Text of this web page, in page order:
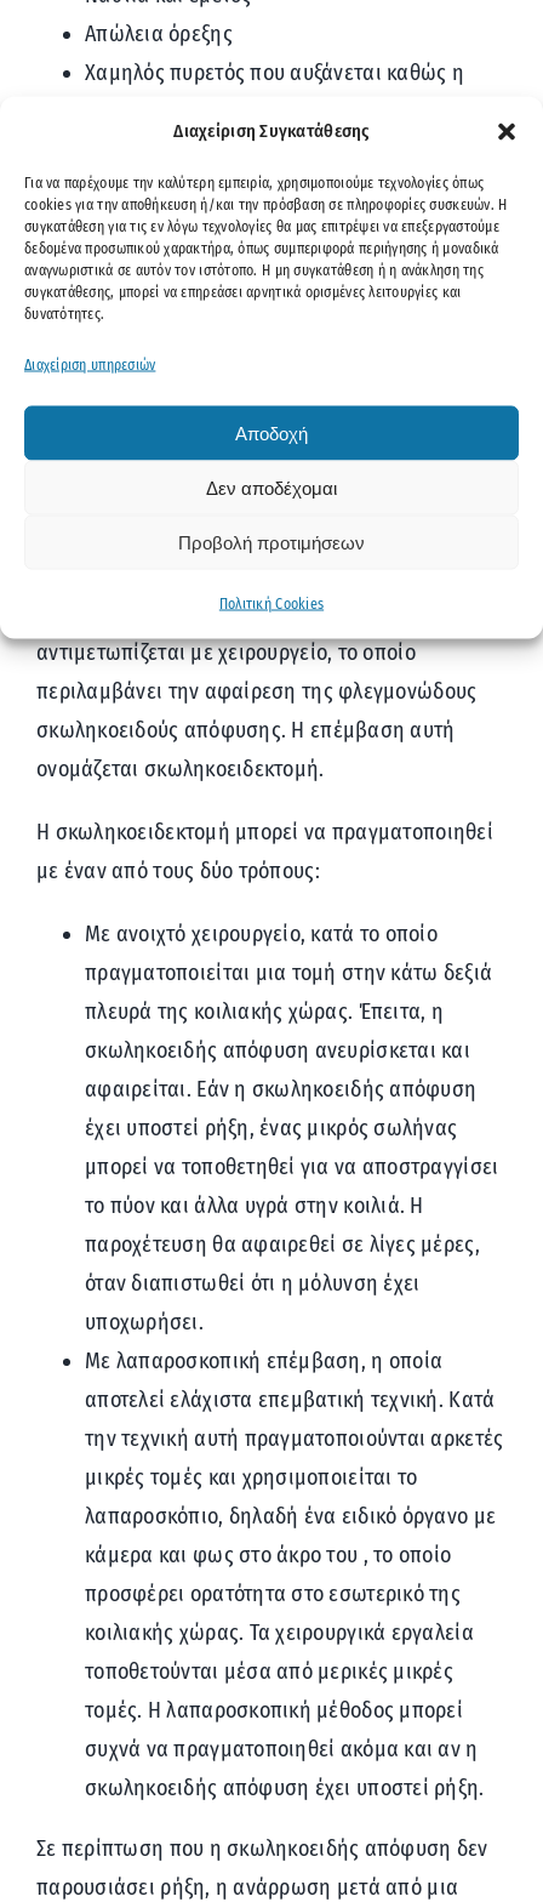
Διαχείριση Συγκατάθεσης
Για να παρέχουμε την καλύτερη εμπειρία, χρησιμοποιούμε τεχνολογίες όπως
cookies για την αποθήκευση ή/και την πρόσβαση σε πληροφορίες συσκευών. Η
συγκατάθεση για τις εν λόγω τεχνολογίες θα μας επιτρέψει να επεξεργαστούμε
δεδομένα προσωπικού χαρακτήρα, όπως συμπεριφορά περιήγησης ή μοναδικά
αναγνωριστικά σε αυτόν τον ιστότοπο. Η μη συγκατάθεση ή η ανάκληση της
συγκατάθεσης, μπορεί να επηρεάσει αρνητικά ορισμένες λειτουργίες και
δυνατότητες.
Διαχείριση υπηρεσιών
Αποδοχή
Δεν αποδέχομαι
Προβολή προτιμήσεων
Πολιτική Cookies
Απώλεια όρεξης
Χαμηλός πυρετός που αυξάνεται καθώς η
Φούσκωμα και αλλαγή στις κινήσεις του
εντέρου (δυσκοιλιότητα ή διάρροια)
Πρήξιμο στην κοιλιά.
Σκωληκοειδίτιδα και
πώς πραγματοποιείται
Η σκωληκοειδίτιδα είναι επείγουσα ιατρική
κατάσταση. Είναι πιθανό η σκωληκοειδής
απόφυση να υποστεί ρήξη και να προκαλέσει μια
αυτόν τον λόγο, η σκωληκοειδίτιδα
αντιμετωπίζεται με χειρουργείο, το οποίο
περιλαμβάνει την αφαίρεση της φλεγμονώδους
σκωληκοειδούς απόφυσης. Η επέμβαση αυτή
ονομάζεται σκωληκοειδεκτομή.
Η σκωληκοειδεκτομή μπορεί να πραγματοποιηθεί
με έναν από τους δύο τρόπους:
Με ανοιχτό χειρουργείο, κατά το οποίο
πραγματοποιείται μια τομή στην κάτω δεξιά
πλευρά της κοιλιακής χώρας. Έπειτα, η
σκωληκοειδής απόφυση ανευρίσκεται και
αφαιρείται. Εάν η σκωληκοειδής απόφυση
έχει υποστεί ρήξη, ένας μικρός σωλήνας
μπορεί να τοποθετηθεί για να αποστραγγίσει
το πύον και άλλα υγρά στην κοιλιά. Η
παροχέτευση θα αφαιρεθεί σε λίγες μέρες,
όταν διαπιστωθεί ότι η μόλυνση έχει
υποχωρήσει.
Με λαπαροσκοπική επέμβαση, η οποία
αποτελεί ελάχιστα επεμβατική τεχνική. Κατά
την τεχνική αυτή πραγματοποιούνται αρκετές
μικρές τομές και χρησιμοποιείται το
λαπαροσκόπιο, δηλαδή ένα ειδικό όργανο με
κάμερα και φως στο άκρο του , το οποίο
προσφέρει ορατότητα στο εσωτερικό της
κοιλιακής χώρας. Τα χειρουργικά εργαλεία
τοποθετούνται μέσα από μερικές μικρές
τομές. Η λαπαροσκοπική μέθοδος μπορεί
συχνά να πραγματοποιηθεί ακόμα και αν η
σκωληκοειδής απόφυση έχει υποστεί ρήξη.
Σε περίπτωση που η σκωληκοειδής απόφυση δεν
παρουσιάσει ρήξη, η ανάρρωση μετά από μια